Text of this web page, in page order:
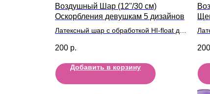
Воздушный Шар (12''/30 см)
Оскорбления девушкам 5 дизайнов
Латексный шар с обработкой HI-float для
200 р.
Добавить в корзину
200